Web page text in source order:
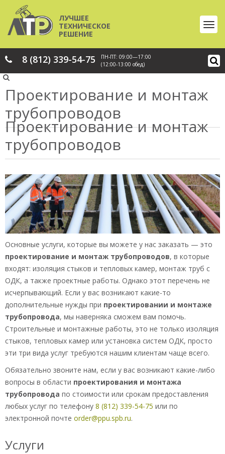
ЛУЧШЕЕ
ТЕХНИЧЕСКОЕ
РЕШЕНИЕ
8 (812) 339-54-75
ПН-ПТ: 09:00—17:00
(12:00-13:00 обед)
Проектирование и монтаж
трубопроводов
Проектирование и монтаж
трубопроводов
Основные услуги, которые вы можете у нас заказать — это
проектирование и монтаж трубопроводов, в которые
входят: изоляция стыков и тепловых камер, монтаж труб с
ОДК, а также проектные работы. Однако этот перечень не
исчерпывающий. Если у вас возникают какие-то
дополнительные нужды при проектировании и монтаже
трубопровода, мы наверняка сможем вам помочь.
Строительные и монтажные работы, это не только изоляция
стыков, тепловых камер или установка систем ОДК, просто
эти три вида услуг требуются нашим клиентам чаще всего.
Обязательно звоните нам, если у вас возникают какие-либо
вопросы в области проектирования и монтажа
трубопровода по стоимости или срокам предоставления
любых услуг по телефону 8 (812) 339-54-75 или по
электронной почте order@ppu.spb.ru.
Услуги